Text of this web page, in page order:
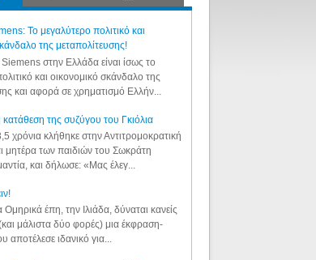
Το μεγαλύτερο πολιτικό και
της μεταπολίτευσης!
στην Ελλάδα είναι ίσως το
και οικονομικό σκάνδαλο της
και αφορά σε χρηματισμό Ελλήν...
κατάθεση της συζύγου του Γκιόλια
χρόνια κλήθηκε στην Αντιτρομοκρατική
μητέρα των παιδιών του Σωκράτη
και δήλωσε: «Μας έλεγ...
έπη, την Ιλιάδα, δύναται κανείς
μάλιστα δύο φορές) μια έκφραση-
αποτέλεσε ιδανικό για...